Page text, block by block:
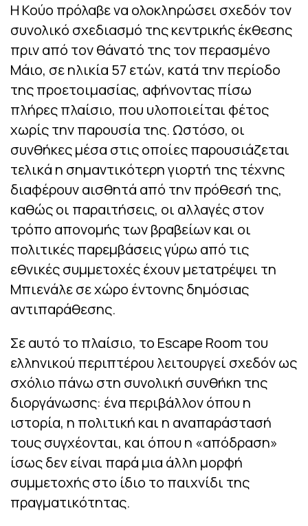
Η Κούο πρόλαβε να ολοκληρώσει σχεδόν τον
συνολικό σχεδιασμό της κεντρικής έκθεσης
πριν από τον θάνατό της τον περασμένο
Μάιο, σε ηλικία 57 ετών, κατά την περίοδο
της προετοιμασίας, αφήνοντας πίσω
πλήρες πλαίσιο, που υλοποιείται φέτος
χωρίς την παρουσία της. Ωστόσο, οι
συνθήκες μέσα στις οποίες παρουσιάζεται
τελικά η σημαντικότερη γιορτή της τέχνης
διαφέρουν αισθητά από την πρόθεσή της,
καθώς οι παραιτήσεις, οι αλλαγές στον
τρόπο απονομής των βραβείων και οι
πολιτικές παρεμβάσεις γύρω από τις
εθνικές συμμετοχές έχουν μετατρέψει τη
Μπιενάλε σε χώρο έντονης δημόσιας
αντιπαράθεσης.
Σε αυτό το πλαίσιο, το Escape Room του
ελληνικού περιπτέρου λειτουργεί σχεδόν ως
σχόλιο πάνω στη συνολική συνθήκη της
διοργάνωσης: ένα περιβάλλον όπου η
ιστορία, η πολιτική και η αναπαράστασή
τους συγχέονται, και όπου η «απόδραση»
ίσως δεν είναι παρά μια άλλη μορφή
συμμετοχής στο ίδιο το παιχνίδι της
πραγματικότητας.